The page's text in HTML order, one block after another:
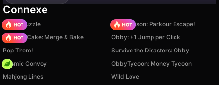
Connexe
Arrow Puzzle
Barry Prison: Parkour Escape!
Piece of Cake: Merge & Bake
Obby: +1 Jump per Click
Pop Them!
Survive the Disasters: Obby
Cosmic Convoy
ObbyTycoon: Money Tycoon
Mahjong Lines
Wild Love